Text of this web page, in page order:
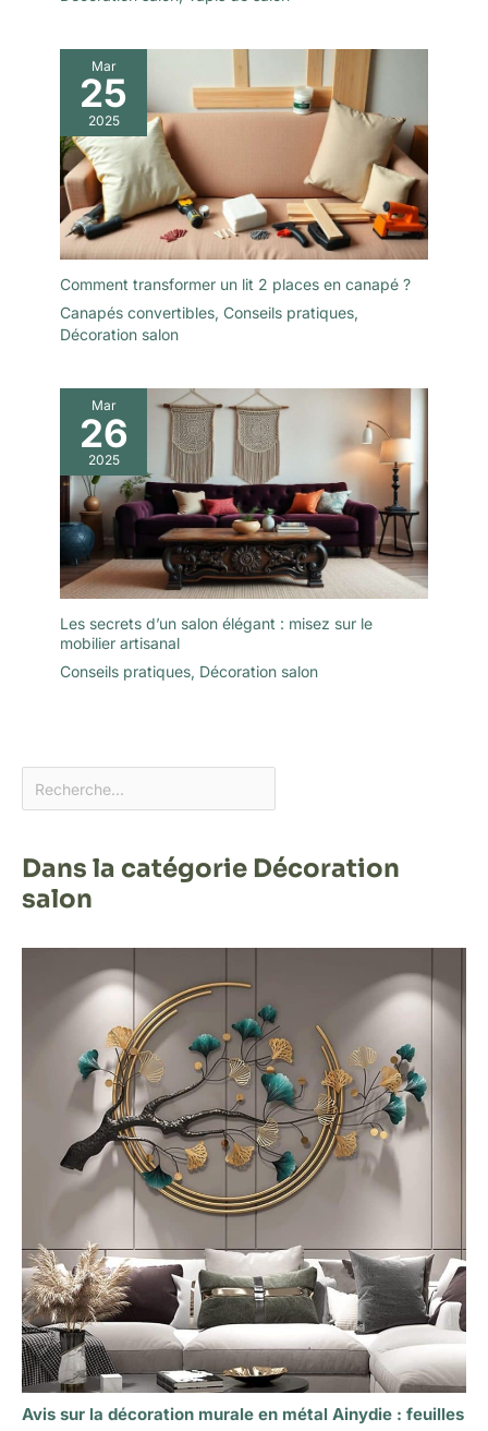
Mar
25
2025
Comment transformer un lit 2 places en canapé ?
Canapés convertibles, Conseils pratiques,
Décoration salon
Mar
26
2025
Les secrets d’un salon élégant : misez sur le
mobilier artisanal
Conseils pratiques, Décoration salon
Dans la catégorie Décoration
salon
Avis sur la décoration murale en métal Ainydie : feuilles